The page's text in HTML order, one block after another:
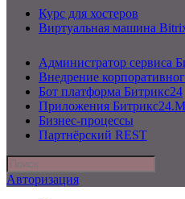
Курс для хостеров
Виртуальная машина
Администратор сервиса
Внедрение
Бот платформа Битрикс24
Приложения
Бизнес-процессы
Партнёрский REST
Авторизация